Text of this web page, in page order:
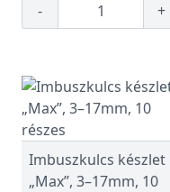
- +
Imbuszkulcs készlet
„Max”, 3–17mm, 10